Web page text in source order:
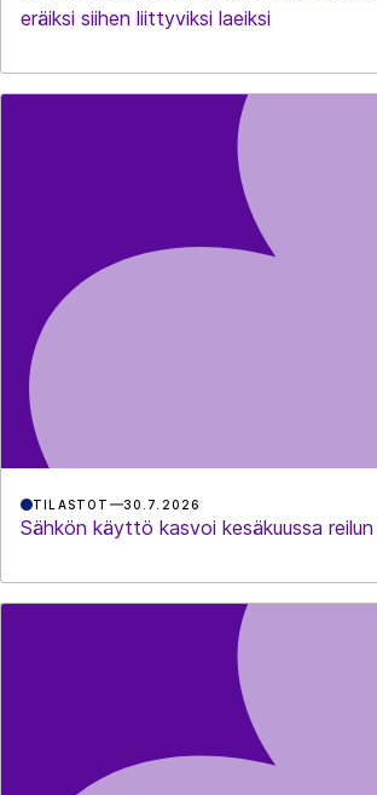
eräiksi siihen liittyviksi laeiksi
TILASTOT 30.7.2026
Sähkön käyttö kasvoi kesäkuussa